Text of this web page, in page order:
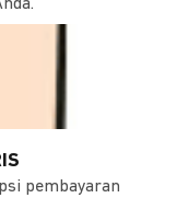
pembayaran